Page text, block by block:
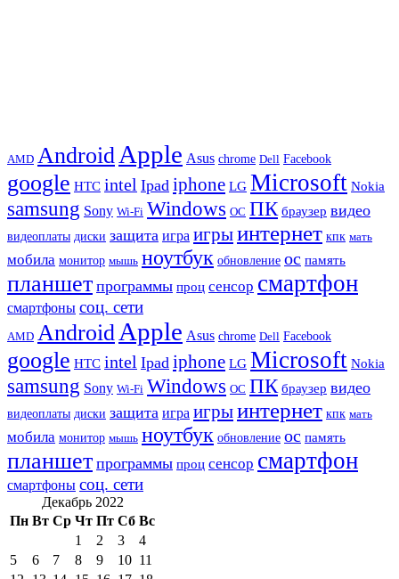
AMD Android Apple Asus chrome Dell Facebook
google HTC intel Ipad iphone LG Microsoft Nokia
samsung Sony Wi-Fi Windows ОС ПК браузер видео
видеоплаты диски защита игра игрыинтернет кпк мать
мобила монитор мышь ноутбук обновление ос память
планшет программы проц сенсор смартфон
смартфоны соц. сети
AMD Android Apple Asus chrome Dell Facebook
google HTC intel Ipad iphone LG Microsoft Nokia
samsung Sony Wi-Fi Windows ОС ПК браузер видео
видеоплаты диски защита игра игрыинтернет кпк мать
мобила монитор мышь ноутбук обновление ос память
планшет программы проц сенсор смартфон
смартфоны соц. сети
Декабрь 2022
Пн Вт Ср Чт Пт Сб Вс
1
2 3
4
5
6 7 8 9 10 11